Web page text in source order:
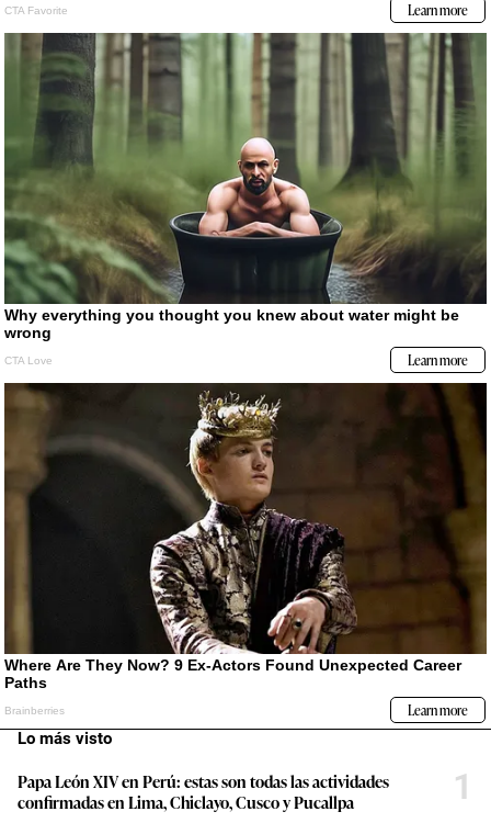
Lo más visto
Papa León XIV en Perú: estas son todas las actividades
confirmadas en Lima, Chiclayo, Cusco y Pucallpa
1